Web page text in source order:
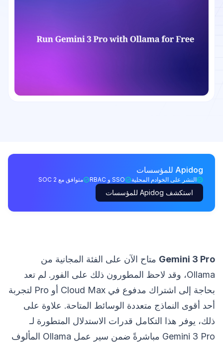
Apidog للمؤسسات
النشر على الخوادم المحلية SSO و RBAC متوافق مع SOC 2
استكشف Apidog للمؤسسات
Gemini 3 Pro متاح الآن على الفئة المجانية من
Ollama، وقد لاحظ المطورون ذلك على الفور. لم تعد
بحاجة إلى اشتراك مدفوع في Cloud Max أو Pro لتجربة
أحد أقوى النماذج متعددة الوسائط المتاحة. علاوة على
ذلك، يوفر هذا التكامل قدرات الاستدلال المتطورة لـ
Gemini 3 Pro مباشرةً ضمن سير عمل Ollama المألوف